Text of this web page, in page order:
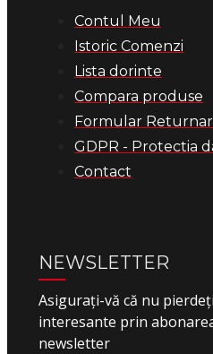
Contul Meu
Istoric Comenzi
Lista dorinte
Compara produse
Formular
GDPR - Protectia
Contact
NEWSLETTER
Asigurați-vă că nu
interesante prin
newsletter